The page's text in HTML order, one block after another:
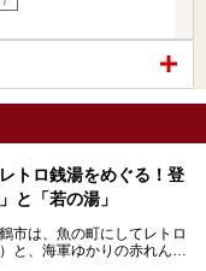
トロ銭湯をめぐる！登
と「若の湯」
市は、魚の町にしてレトロ
と、海軍ゆかりの赤れんが